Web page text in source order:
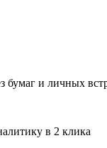
бумаг и личных
в 2 клика